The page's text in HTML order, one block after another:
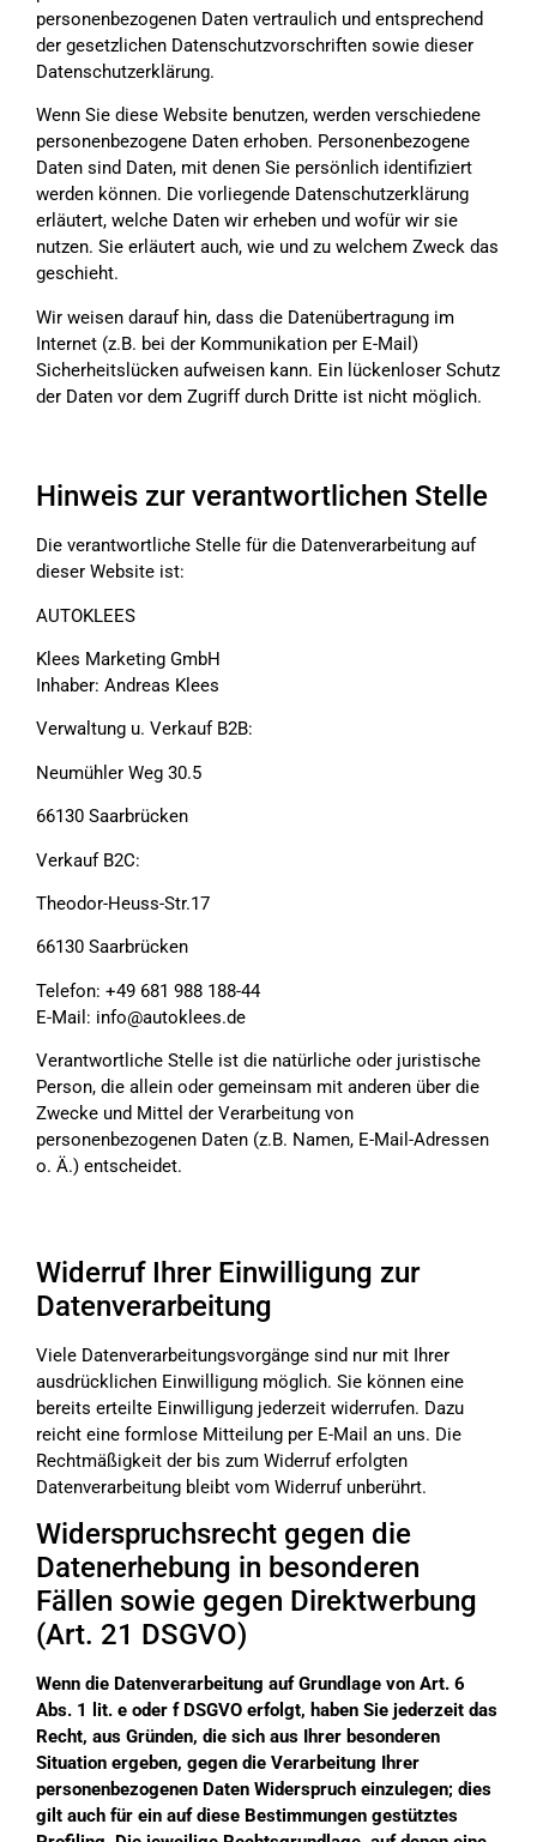
personenbezogenen Daten vertraulich und entsprechend
der gesetzlichen Datenschutzvorschriften sowie dieser
Datenschutzerklärung.
Wenn Sie diese Website benutzen, werden verschiedene
personenbezogene Daten erhoben. Personenbezogene
Daten sind Daten, mit denen Sie persönlich identifiziert
werden können. Die vorliegende Datenschutzerklärung
erläutert, welche Daten wir erheben und wofür wir sie
nutzen. Sie erläutert auch, wie und zu welchem Zweck das
geschieht.
Wir weisen darauf hin, dass die Datenübertragung im
Internet (z.B. bei der Kommunikation per E-Mail)
Sicherheitslücken aufweisen kann. Ein lückenloser Schutz
der Daten vor dem Zugriff durch Dritte ist nicht möglich.
Hinweis zur verantwortlichen Stelle
Die verantwortliche Stelle für die Datenverarbeitung auf
dieser Website ist:
AUTOKLEES
Klees Marketing GmbH
Inhaber: Andreas Klees
Verwaltung u. Verkauf B2B:
Neumühler Weg 30.5
66130 Saarbrücken
Verkauf B2C:
Theodor-Heuss-Str.17
66130 Saarbrücken
Telefon: +49 681 988 188-44
E-Mail: info@autoklees.de
Verantwortliche Stelle ist die natürliche oder juristische
Person, die allein oder gemeinsam mit anderen über die
Zwecke und Mittel der Verarbeitung von
personenbezogenen Daten (z.B. Namen, E-Mail-Adressen
o. Ä.) entscheidet.
Widerruf Ihrer Einwilligung zur
Datenverarbeitung
Viele Datenverarbeitungsvorgänge sind nur mit Ihrer
ausdrücklichen Einwilligung möglich. Sie können eine
bereits erteilte Einwilligung jederzeit widerrufen. Dazu
reicht eine formlose Mitteilung per E-Mail an uns. Die
Rechtmäßigkeit der bis zum Widerruf erfolgten
Datenverarbeitung bleibt vom Widerruf unberührt.
Widerspruchsrecht gegen die
Datenerhebung in besonderen
Fällen sowie gegen Direktwerbung
(Art. 21 DSGVO)
Wenn die Datenverarbeitung auf Grundlage von Art. 6
Abs. 1 lit. e oder f DSGVO erfolgt, haben Sie jederzeit das
Recht, aus Gründen, die sich aus Ihrer besonderen
Situation ergeben, gegen die Verarbeitung Ihrer
personenbezogenen Daten Widerspruch einzulegen; dies
gilt auch für ein auf diese Bestimmungen gestütztes